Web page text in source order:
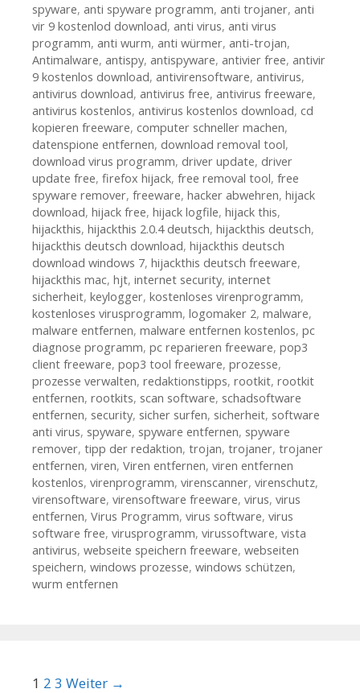
spyware, anti spyware programm, anti trojaner, anti
vir 9 kostenlod download, anti virus, anti virus
programm, anti wurm, anti würmer, anti-trojan,
Antimalware, antispy, antispyware, antivier free, antivir
9 kostenlos download, antivirensoftware, antivirus,
antivirus download, antivirus free, antivirus freeware,
antivirus kostenlos, antivirus kostenlos download, cd
kopieren freeware, computer schneller machen,
datenspione entfernen, download removal tool,
download virus programm, driver update, driver
update free, firefox hijack, free removal tool, free
spyware remover, freeware, hacker abwehren, hijack
download, hijack free, hijack logfile, hijack this,
hijackthis, hijackthis 2.0.4 deutsch, hijackthis deutsch,
hijackthis deutsch download, hijackthis deutsch
download windows 7, hijackthis deutsch freeware,
hijackthis mac, hjt, internet security, internet
sicherheit, keylogger, kostenloses virenprogramm,
kostenloses virusprogramm, logomaker 2, malware,
malware entfernen, malware entfernen kostenlos, pc
diagnose programm, pc reparieren freeware, pop3
client freeware, pop3 tool freeware, prozesse,
prozesse verwalten, redaktionstipps, rootkit, rootkit
entfernen, rootkits, scan software, schadsoftware
entfernen, security, sicher surfen, sicherheit, software
anti virus, spyware, spyware entfernen, spyware
remover, tipp der redaktion, trojan, trojaner, trojaner
entfernen, viren, Viren entfernen, viren entfernen
kostenlos, virenprogramm, virenscanner, virenschutz,
virensoftware, virensoftware freeware, virus, virus
entfernen, Virus Programm, virus software, virus
software free, virusprogramm, virussoftware, vista
antivirus, webseite speichern freeware, webseiten
speichern, windows prozesse, windows schützen,
wurm entfernen
Beitrags-Navigation
1 2 3 Weiter →